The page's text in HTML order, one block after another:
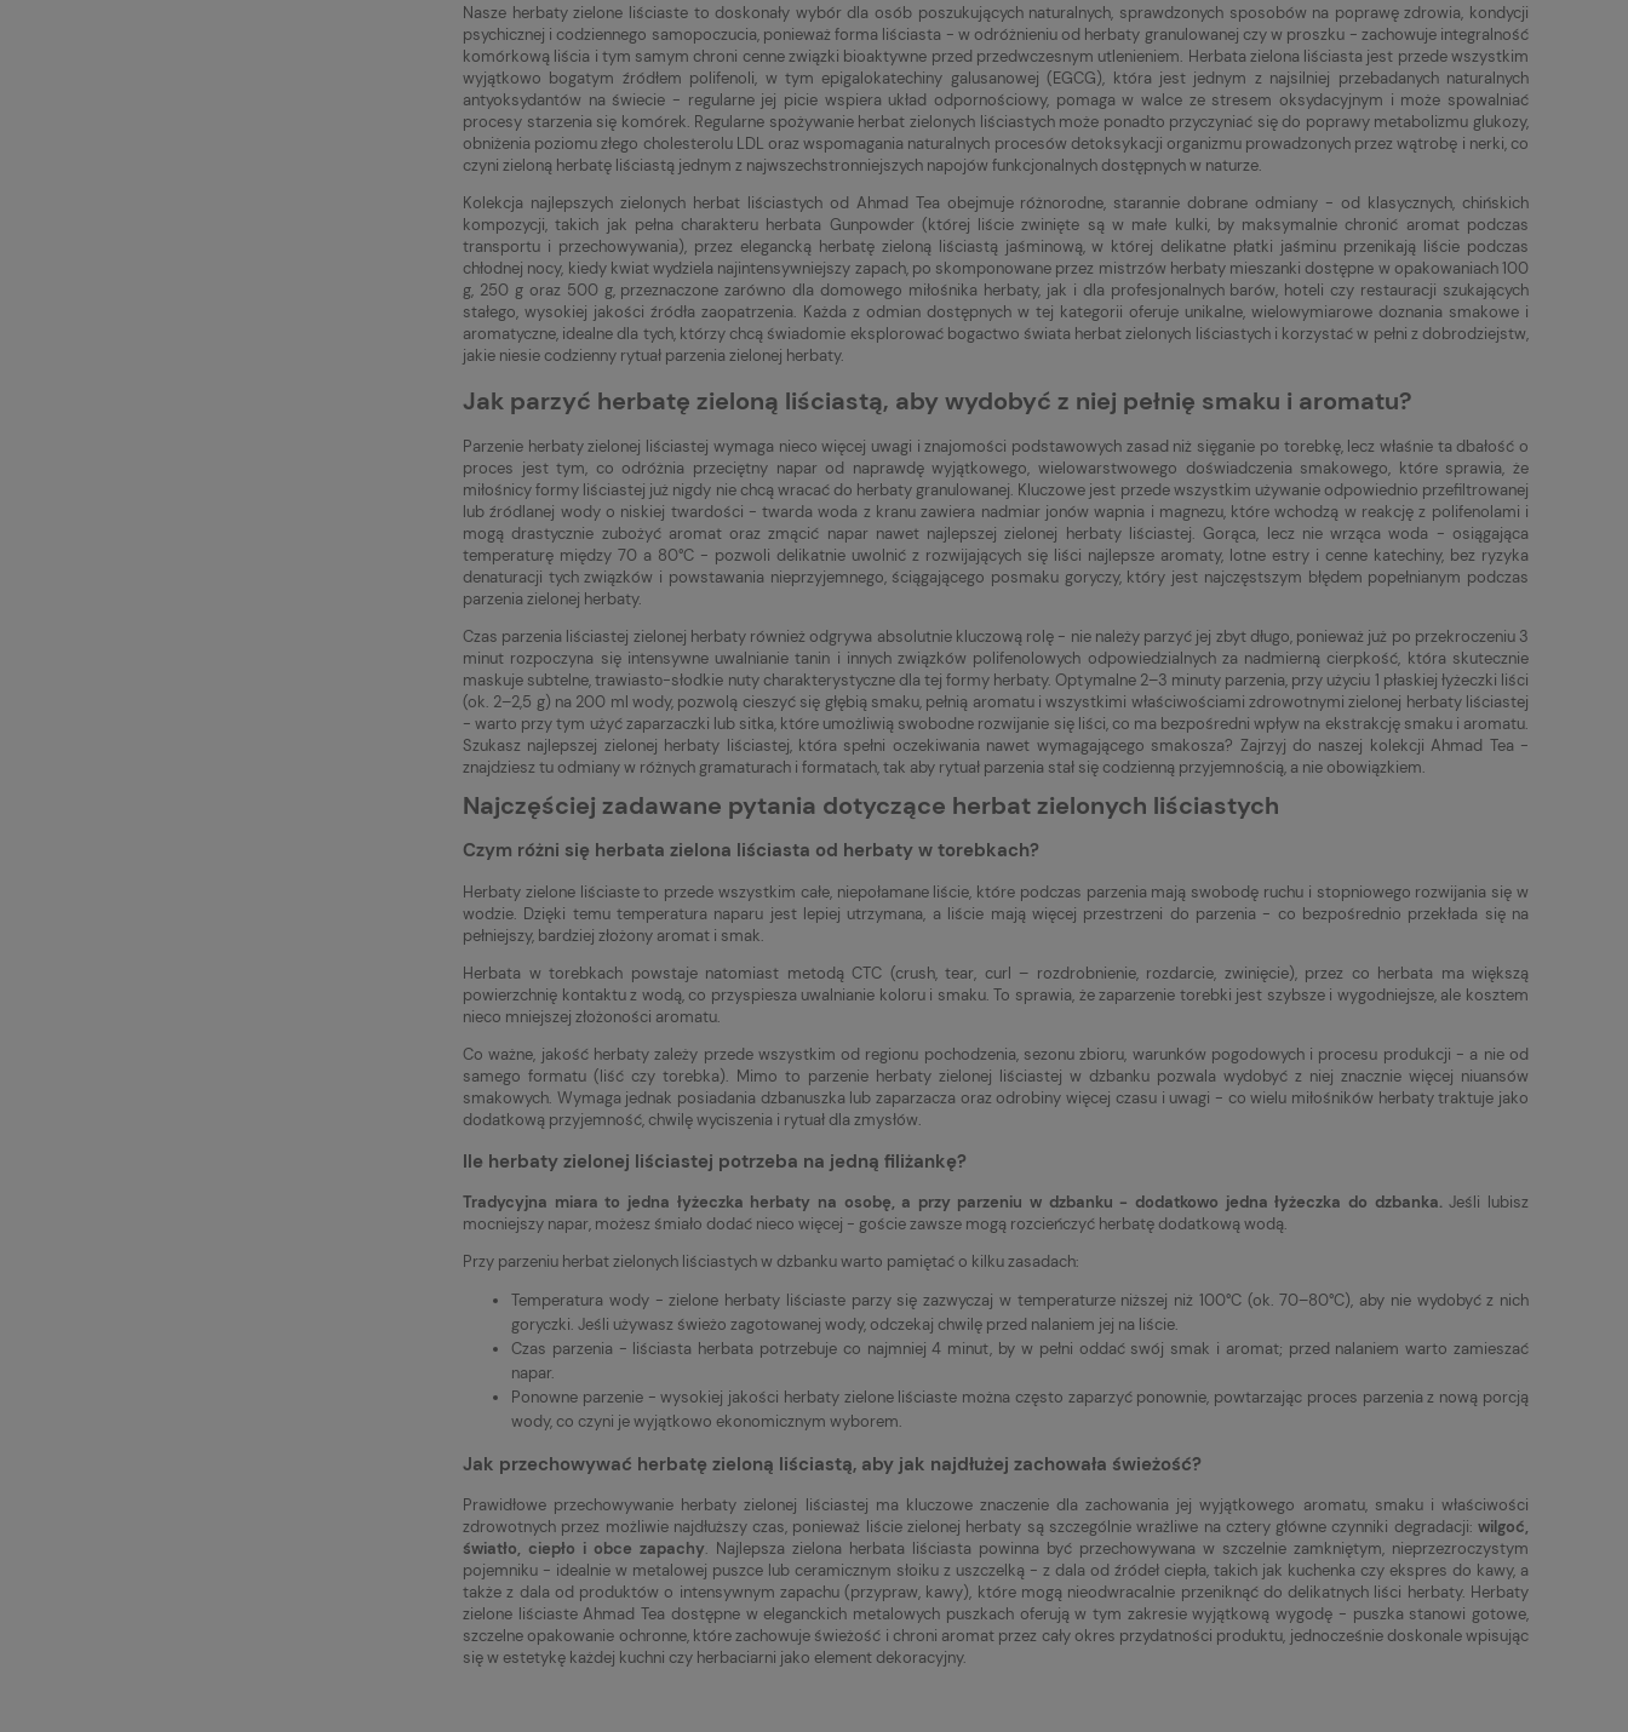
Nasze herbaty zielone liściaste to doskonały wybór dla osób poszukujących naturalnych, sprawdzonych sposobów na poprawę zdrowia, kondycji
psychicznej i codziennego samopoczucia, ponieważ forma liściasta - w odróżnieniu od herbaty granulowanej czy w proszku - zachowuje integralność
komórkową liścia i tym samym chroni cenne związki bioaktywne przed przedwczesnym utlenieniem. Herbata zielona liściasta jest przede wszystkim
wyjątkowo bogatym źródłem polifenoli, w tym epigalokatechiny galusanowej (EGCG), która jest jednym z najsilniej przebadanych naturalnych
antyoksydantów na świecie - regularne jej picie wspiera układ odpornościowy, pomaga w walce ze stresem oksydacyjnym i może spowalniać
procesy starzenia się komórek. Regularne spożywanie herbat zielonych liściastych może ponadto przyczyniać się do poprawy metabolizmu glukozy,
obniżenia poziomu złego cholesterolu LDL oraz wspomagania naturalnych procesów detoksykacji organizmu prowadzonych przez wątrobę i nerki, co
czyni zieloną herbatę liściastą jednym z najwszechstronniejszych napojów funkcjonalnych dostępnych w naturze.
Kolekcja najlepszych zielonych herbat liściastych od Ahmad Tea obejmuje różnorodne, starannie dobrane odmiany - od klasycznych, chińskich
kompozycji, takich jak pełna charakteru herbata Gunpowder (której liście zwinięte są w małe kulki, by maksymalnie chronić aromat podczas
transportu i przechowywania), przez elegancką herbatę zieloną liściastą jaśminową, w której delikatne płatki jaśminu przenikają liście podczas
chłodnej nocy, kiedy kwiat wydziela najintensywniejszy zapach, po skomponowane przez mistrzów herbaty mieszanki dostępne w opakowaniach 100
g, 250 g oraz 500 g, przeznaczone zarówno dla domowego miłośnika herbaty, jak i dla profesjonalnych barów, hoteli czy restauracji szukających
stałego, wysokiej jakości źródła zaopatrzenia. Każda z odmian dostępnych w tej kategorii oferuje unikalne, wielowymiarowe doznania smakowe i
aromatyczne, idealne dla tych, którzy chcą świadomie eksplorować bogactwo świata herbat zielonych liściastych i korzystać w pełni z dobrodziejstw,
jakie niesie codzienny rytuał parzenia zielonej herbaty.
Jak parzyć herbatę zieloną liściastą, aby wydobyć z niej pełnię smaku i aromatu?
Parzenie herbaty zielonej liściastej wymaga nieco więcej uwagi i znajomości podstawowych zasad niż sięganie po torebkę, lecz właśnie ta dbałość o
proces jest tym, co odróżnia przeciętny napar od naprawdę wyjątkowego, wielowarstwowego doświadczenia smakowego, które sprawia, że
miłośnicy formy liściastej już nigdy nie chcą wracać do herbaty granulowanej. Kluczowe jest przede wszystkim używanie odpowiednio przefiltrowanej
lub źródlanej wody o niskiej twardości - twarda woda z kranu zawiera nadmiar jonów wapnia i magnezu, które wchodzą w reakcję z polifenolami i
mogą drastycznie zubożyć aromat oraz zmącić napar nawet najlepszej zielonej herbaty liściastej. Gorąca, lecz nie wrząca woda - osiągająca
temperaturę między 70 a 80°C - pozwoli delikatnie uwolnić z rozwijających się liści najlepsze aromaty, lotne estry i cenne katechiny, bez ryzyka
denaturacji tych związków i powstawania nieprzyjemnego, ściągającego posmaku goryczy, który jest najczęstszym błędem popełnianym podczas
parzenia zielonej herbaty.
Czas parzenia liściastej zielonej herbaty również odgrywa absolutnie kluczową rolę - nie należy parzyć jej zbyt długo, ponieważ już po przekroczeniu 3
minut rozpoczyna się intensywne uwalnianie tanin i innych związków polifenolowych odpowiedzialnych za nadmierną cierpkość, która skutecznie
maskuje subtelne, trawiastо-słodkie nuty charakterystyczne dla tej formy herbaty. Optymalne 2–3 minuty parzenia, przy użyciu 1 płaskiej łyżeczki liści
(ok. 2–2,5 g) na 200 ml wody, pozwolą cieszyć się głębią smaku, pełnią aromatu i wszystkimi właściwościami zdrowotnymi zielonej herbaty liściastej
- warto przy tym użyć zaparzaczki lub sitka, które umożliwią swobodne rozwijanie się liści, co ma bezpośredni wpływ na ekstrakcję smaku i aromatu.
Szukasz najlepszej zielonej herbaty liściastej, która spełni oczekiwania nawet wymagającego smakosza? Zajrzyj do naszej kolekcji Ahmad Tea -
znajdziesz tu odmiany w różnych gramaturach i formatach, tak aby rytuał parzenia stał się codzienną przyjemnością, a nie obowiązkiem.
Najczęściej zadawane pytania dotyczące herbat zielonych liściastych
Czym różni się herbata zielona liściasta od herbaty w torebkach?
Herbaty zielone liściaste to przede wszystkim całe, niepołamane liście, które podczas parzenia mają swobodę ruchu i stopniowego rozwijania się w
wodzie. Dzięki temu temperatura naparu jest lepiej utrzymana, a liście mają więcej przestrzeni do parzenia - co bezpośrednio przekłada się na
pełniejszy, bardziej złożony aromat i smak.
Herbata w torebkach powstaje natomiast metodą CTC (crush, tear, curl – rozdrobnienie, rozdarcie, zwinięcie), przez co herbata ma większą
powierzchnię kontaktu z wodą, co przyspiesza uwalnianie koloru i smaku. To sprawia, że zaparzenie torebki jest szybsze i wygodniejsze, ale kosztem
nieco mniejszej złożoności aromatu.
Co ważne, jakość herbaty zależy przede wszystkim od regionu pochodzenia, sezonu zbioru, warunków pogodowych i procesu produkcji - a nie od
samego formatu (liść czy torebka). Mimo to parzenie herbaty zielonej liściastej w dzbanku pozwala wydobyć z niej znacznie więcej niuansów
smakowych. Wymaga jednak posiadania dzbanuszka lub zaparzacza oraz odrobiny więcej czasu i uwagi - co wielu miłośników herbaty traktuje jako
dodatkową przyjemność, chwilę wyciszenia i rytuał dla zmysłów.
Ile herbaty zielonej liściastej potrzeba na jedną filiżankę?
Tradycyjna miara to jedna łyżeczka herbaty na osobę, a przy parzeniu w dzbanku - dodatkowo jedna łyżeczka do dzbanka.Jeśli lubisz
mocniejszy napar, możesz śmiało dodać nieco więcej - goście zawsze mogą rozcieńczyć herbatę dodatkową wodą.
Przy parzeniu herbat zielonych liściastych w dzbanku warto pamiętać o kilku zasadach:
Temperatura wody - zielone herbaty liściaste parzy się zazwyczaj w temperaturze niższej niż 100°C (ok. 70–80°C), aby nie wydobyć z nich
goryczki. Jeśli używasz świeżo zagotowanej wody, odczekaj chwilę przed nalaniem jej na liście.
Czas parzenia - liściasta herbata potrzebuje co najmniej 4 minut, by w pełni oddać swój smak i aromat; przed nalaniem warto zamieszać
napar.
Ponowne parzenie - wysokiej jakości herbaty zielone liściaste można często zaparzyć ponownie, powtarzając proces parzenia z nową porcją
wody, co czyni je wyjątkowo ekonomicznym wyborem.
Jak przechowywać herbatę zieloną liściastą, aby jak najdłużej zachowała świeżość?
Prawidłowe przechowywanie herbaty zielonej liściastej ma kluczowe znaczenie dla zachowania jej wyjątkowego aromatu, smaku i właściwości
zdrowotnych przez możliwie najdłuższy czas, ponieważ liście zielonej herbaty są szczególnie wrażliwe na cztery główne czynniki degradacji: wilgoć,
światło, ciepło i obce zapachy. Najlepsza zielona herbata liściasta powinna być przechowywana w szczelnie zamkniętym, nieprzezroczystym
pojemniku - idealnie w metalowej puszce lub ceramicznym słoiku z uszczelką - z dala od źródeł ciepła, takich jak kuchenka czy ekspres do kawy, a
także z dala od produktów o intensywnym zapachu (przypraw, kawy), które mogą nieodwracalnie przeniknąć do delikatnych liści herbaty. Herbaty
zielone liściaste Ahmad Tea dostępne w eleganckich metalowych puszkach oferują w tym zakresie wyjątkową wygodę - puszka stanowi gotowe,
szczelne opakowanie ochronne, które zachowuje świeżość i chroni aromat przez cały okres przydatności produktu, jednocześnie doskonale wpisując
się w estetykę każdej kuchni czy herbaciarni jako element dekoracyjny.